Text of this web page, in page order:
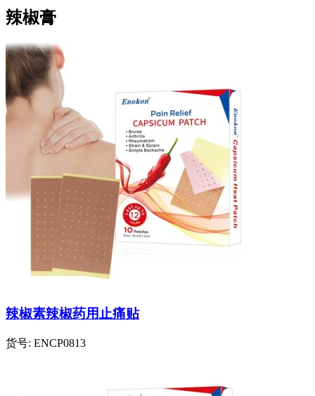
辣椒膏
辣椒素辣椒药用止痛贴
货号: ENCP0813